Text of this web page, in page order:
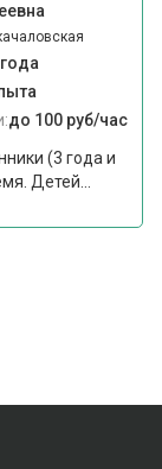
до 100 руб/час
(3 года и
Детей...